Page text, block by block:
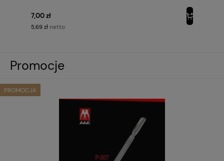
7,00 zł
5,69 zł netto
Promocje
PROMOCJA